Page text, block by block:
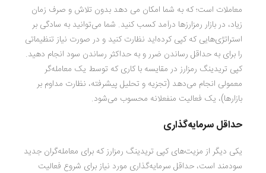
معاملات است؛ که به شما امکان می دهد بدون تلاش و صرف زمان
زیاد، در بازار رمزارزها درآمد کسب کنید. شما می‌توانید به سادگی بر
استراتژی‌هایی که کپی کرده‌اید نظارت کنید و در صورت نیاز تنظیماتی
را برای به حداقل رساندن ضرر و به حداکثر رساندن سود انجام دهید.
کپی تریدینگ رمزارز در مقایسه با کاری که توسط یک معامله‌گر
معمولی انجام می‌دهد (تجزیه و تحلیل پیشرفته، نظارت مداوم بر
بازارها)، یک فعالیت منفعلانه محسوب می‌شود.
حداقل سرمایه‌گذاری
یکی دیگر از مزیت‌های کپی تریدینگ رمزارز که برای معامله‌گران جدید
سودمند است، حداقل سرمایه‌گذاری مورد نیاز برای شروع فعالیت